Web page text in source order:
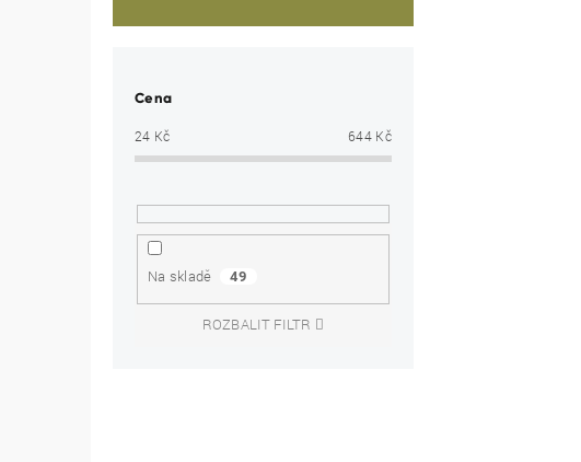
Cena
24 Kč 644 Kč
Na skladě 49
ROZBALIT FILTR